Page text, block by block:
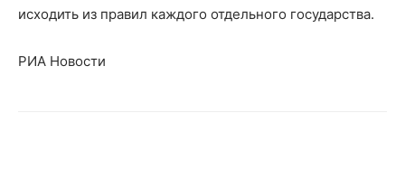
исходить из правил каждого отдельного государства.
РИА Новости